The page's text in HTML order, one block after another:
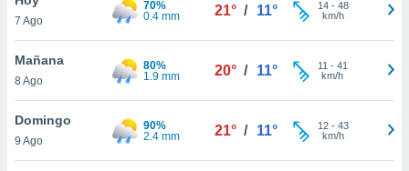
y
en
más
7 Ago
70%
0.4 mm
21° / 11° 14- 48
km/h
Mañana
8 Ago
80%
1.9 mm
20° / 11° 11 - 41
km/h
Domingo
9 Ago
90%
2.4 mm
21° / 11° 12- 43
km/h